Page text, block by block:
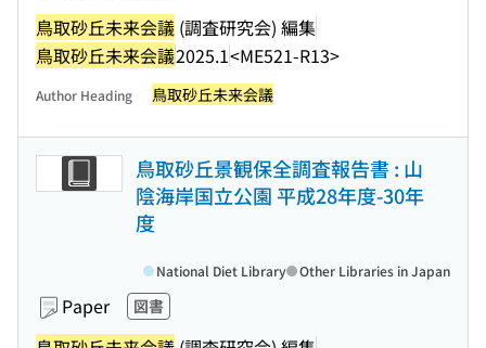
鳥取砂丘未来会議 (調査研究会) 編集
鳥取砂丘未来会議2025.1<ME521-R13>
Author Heading 鳥取砂丘未来会議
鳥取砂丘景観保全調査報告書 : 山
陰海岸国立公園 平成28年度-30年
度
Paper 図書
National Diet Library Other Libraries in Japan